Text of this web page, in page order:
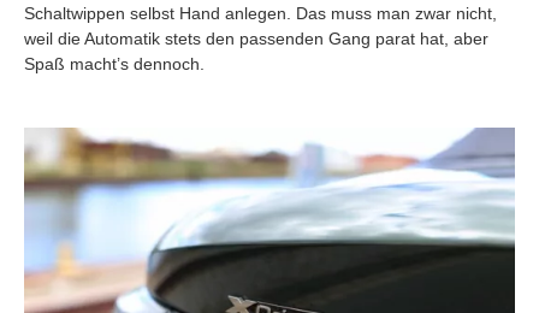
Schaltwippen selbst Hand anlegen. Das muss man zwar nicht,
weil die Automatik stets den passenden Gang parat hat, aber
Spaß macht’s dennoch.